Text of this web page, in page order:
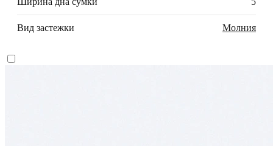
Вид застежки Молния